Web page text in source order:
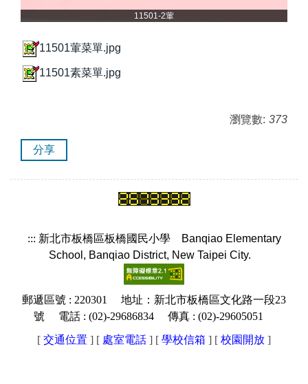
11501-2葷
11501葷菜單.jpg
11501素菜單.jpg
瀏覽數: 373
分享
::: 新北市板橋區板橋國民小學Banqiao Elementary
School, Banqiao District, New Taipei City.
郵遞區號 : 220301 地址：新北市板橋區文化路一段23
號 電話 : (02)-29686834 傳真 : (02)-29605051
[ 交通位置 ] [ 處室電話 ] [ 學校信箱 ] [ 校園開放 ]